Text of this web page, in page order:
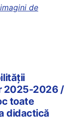
de
2025-2026 /
toate
didactică